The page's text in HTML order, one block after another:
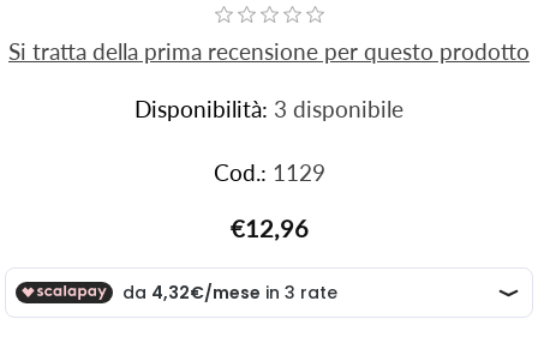
Si tratta della prima recensione per questo prodotto
Disponibilità: 3 disponibile
Cod.: 1129
€12,96